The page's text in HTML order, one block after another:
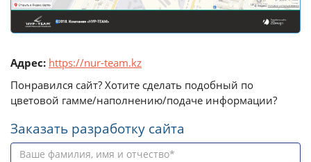
Адрес: https://nur-team.kz
Понравился сайт? Хотите сделать подобный по
цветовой гамме/наполнению/подаче информации?
Заказать разработку сайта